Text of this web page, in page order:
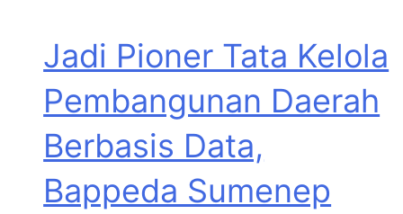
Jadi Pioner Tata Kelola
Pembangunan Daerah
Berbasis Data,
Bappeda Sumenep